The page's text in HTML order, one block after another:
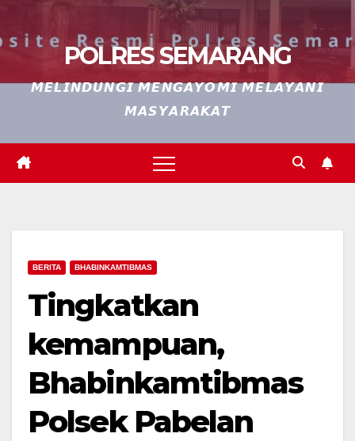
POLRES SEMARANG
𝙈𝙀𝙇𝙄𝙉𝘿𝙐𝙉𝙂𝙄 𝙈𝙀𝙉𝙂𝘼𝙔𝙊𝙈𝙄 𝙈𝙀𝙇𝘼𝙔𝘼𝙉𝙄
𝙈𝘼𝙎𝙔𝘼𝙍𝘼𝙆𝘼𝙏
BERITA BHABINKAMTIBMAS
Tingkatkan
kemampuan,
Bhabinkamtibmas
Polsek Pabelan